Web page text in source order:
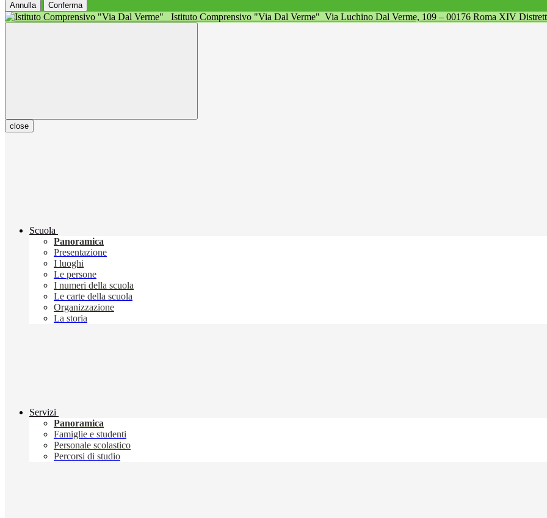
Annulla Conferma
Istituto Comprensivo "Via Dal Verme" Via Luchino Dal Verme, 109 – 00176 Roma XIV
close
Scuola
Panoramica
Presentazione
I luoghi
Le persone
I numeri della scuola
Le carte della scuola
Organizzazione
La storia
Servizi
Panoramica
Famiglie e studenti
Personale scolastico
Percorsi di studio